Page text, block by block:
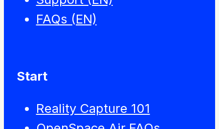
FAQs (EN)
Start
Reality Capture 101